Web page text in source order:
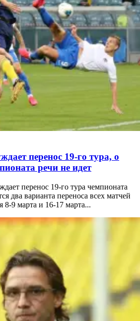
перенос 19-го тура, о
речи не идет
перенос 19-го тура чемпионата
два варианта переноса всех матчей
8-9 марта и 16-17 марта...